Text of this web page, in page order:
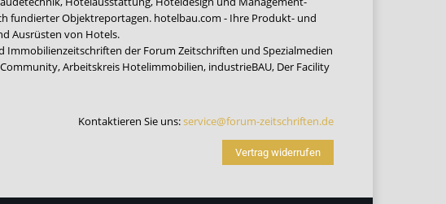
fundierter Objektreportagen. hotelbau.com - Ihre Produkt- und
Ausrüsten von Hotels.
Immobilienzeitschriften der Forum Zeitschriften und Spezialmedien
,Arbeitskreis Hotelimmobilien, industrieBAU, Der Facility
Kontaktieren Sie uns:service@forum-zeitschriften.de
Vertrag widerrufen